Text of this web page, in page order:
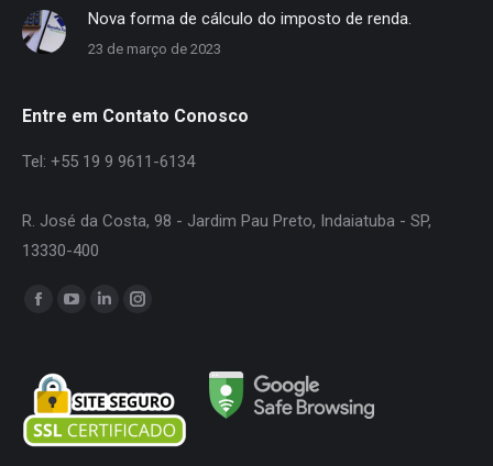
Nova forma de cálculo do imposto de renda.
23 de março de 2023
Entre em Contato Conosco
Tel: +55 19 9 9611-6134
R. José da Costa, 98 - Jardim Pau Preto, Indaiatuba - SP,
13330-400
Encontre-nos em:
Facebook
opens
in
new
window
YouTube
in
new
window
Linkedin
in
new
window
Instagram
in
new
window